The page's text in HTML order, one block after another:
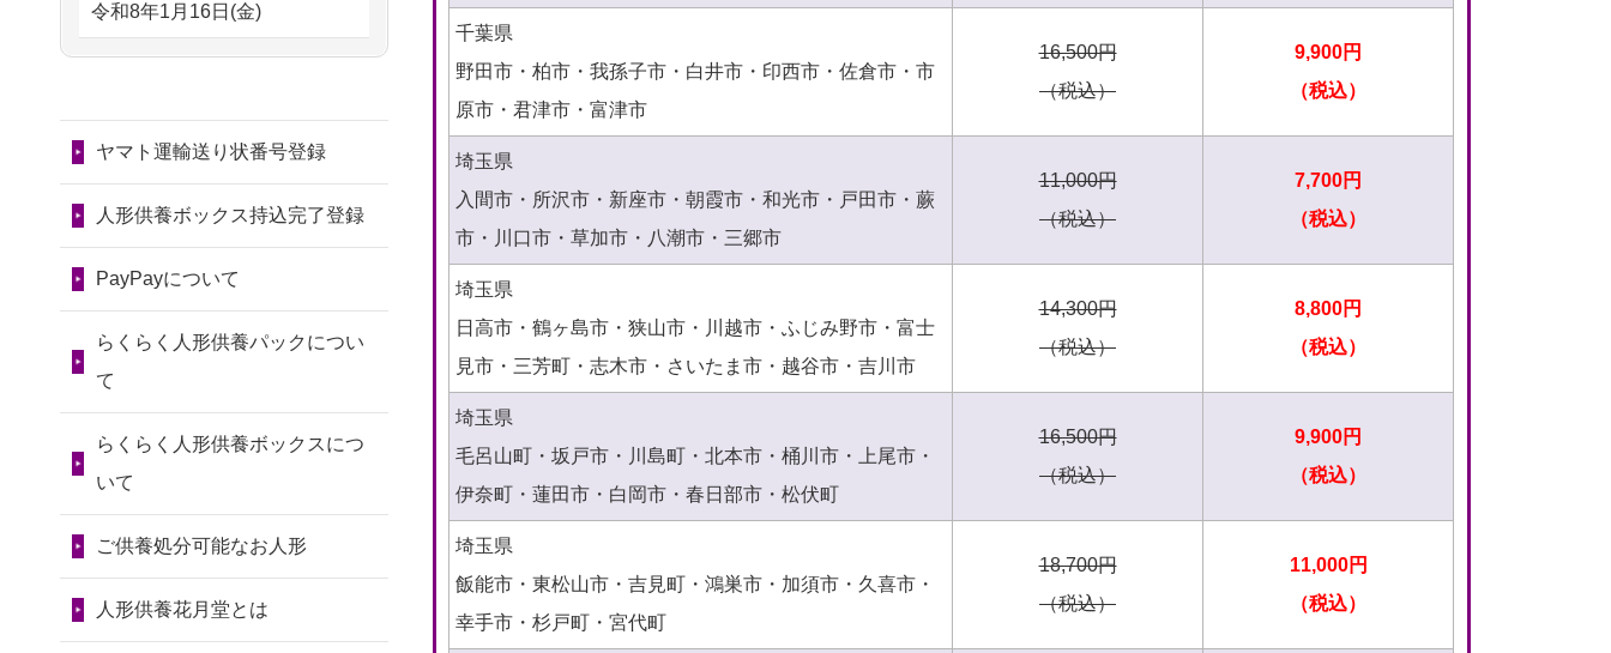
千葉県
野田市・柏市・我孫子市・白井市・印西市・佐倉市・市
原市・君津市・富津市
16,500円
（税込）
9,900円
（税込）
埼玉県
入間市・所沢市・新座市・朝霞市・和光市・戸田市・蕨
市・川口市・草加市・八潮市・三郷市
11,000円
（税込）
7,700円
（税込）
埼玉県
日高市・鶴ヶ島市・狭山市・川越市・ふじみ野市・富士
見市・三芳町・志木市・さいたま市・越谷市・吉川市
14,300円
（税込）
8,800円
（税込）
埼玉県
毛呂山町・坂戸市・川島町・北本市・桶川市・上尾市・
伊奈町・蓮田市・白岡市・春日部市・松伏町
16,500円
（税込）
9,900円
（税込）
埼玉県
飯能市・東松山市・吉見町・鴻巣市・加須市・久喜市・
幸手市・杉戸町・宮代町
18,700円
（税込）
11,000円
（税込）
2026/07/30 17:02
神奈川の方からお申込み
神奈川の方からお申込み
2026/07/29 15:08
2026/07/29 12:23
大阪府の方からお申込み
2026/07/29 09:23
達を、ちゃんと供養したく、
2026/07/10家から近かったの
で。
2026/07/08誰も住んでいない
実家の片付けを始めました。
...
2026/07/06 9年間自由が丘店を
見守ってくれてありがとう。
2026/07/05
しっかりとお人形
2026/06/30 長年大事にしてき
た雛人形です、供養していた
供養祭までお人形はどうなっ
てるのですか？
が、きちんと供養してもらえ
るのですか？
お願いできますか？
2024/01/13供養後の通知はも
らえますか？
人形以外はどうしてるのです
か？
令和8年1月16日(金)
第81回人形供養祭
第80回人形供養祭
第79回人形供養祭
令和7年8月2日(土)
第78回人形供養祭
令和7年6月20日(金)
第76回人形供養祭
令和7年2月28日(金)
第75回人形供養祭
令和7年1月17日(金)
ヤマト運輸送り状番号登録
人形供養ボックス持込完了登録
PayPayについて
らくらく人形供養パックについ
て
らくらく人形供養ボックスにつ
いて
ご供養処分可能なお人形
人形供養花月堂とは